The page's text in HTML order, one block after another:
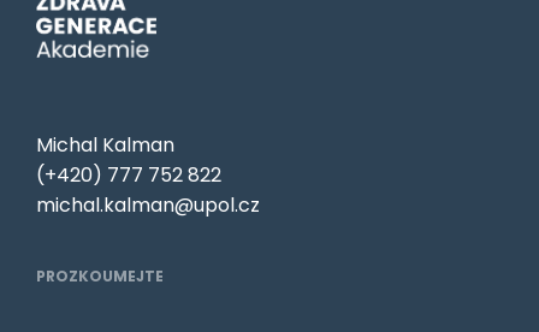
Michal Kalman
(+420) 777 752 822
michal.kalman@upol.cz
PROZKOUMEJTE